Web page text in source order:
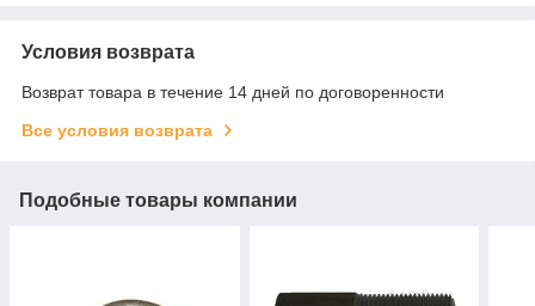
Условия возврата
Возврат товара в течение 14 дней по договоренности
Все условия возврата
Подобные товары компании